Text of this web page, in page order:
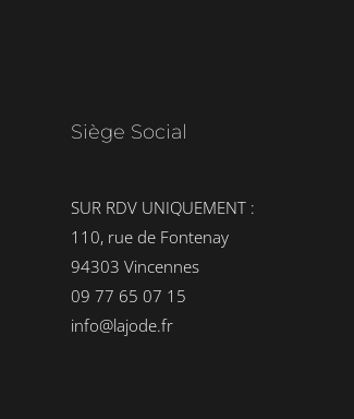
Siège Social
SUR RDV UNIQUEMENT :
110, rue de Fontenay
94303 Vincennes
09 77 65 07 15
info@lajode.fr